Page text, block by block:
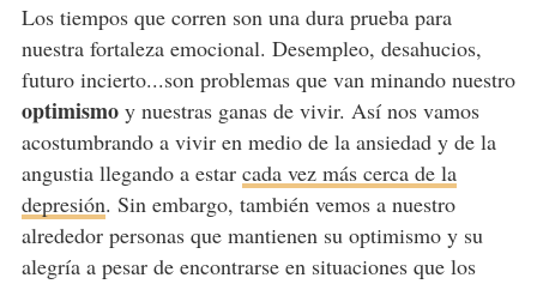
Los tiempos que corren son una dura prueba para
nuestra fortaleza emocional. Desempleo, desahucios,
futuro incierto...son problemas que van minando nuestro
optimismoy nuestras ganas de vivir. Así nos vamos
acostumbrando a vivir en medio de la ansiedad y de la
angustia llegando a estar cada vez más cerca de la
depresión. Sin embargo, también vemos a nuestro
alrededor personas que mantienen su optimismo y su
alegría a pesar de encontrarse en situaciones que los